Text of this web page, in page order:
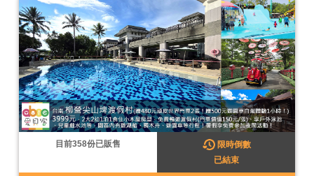
討論區
聯絡我們
APP下載
目前358份已販售
限時倒數
已結束